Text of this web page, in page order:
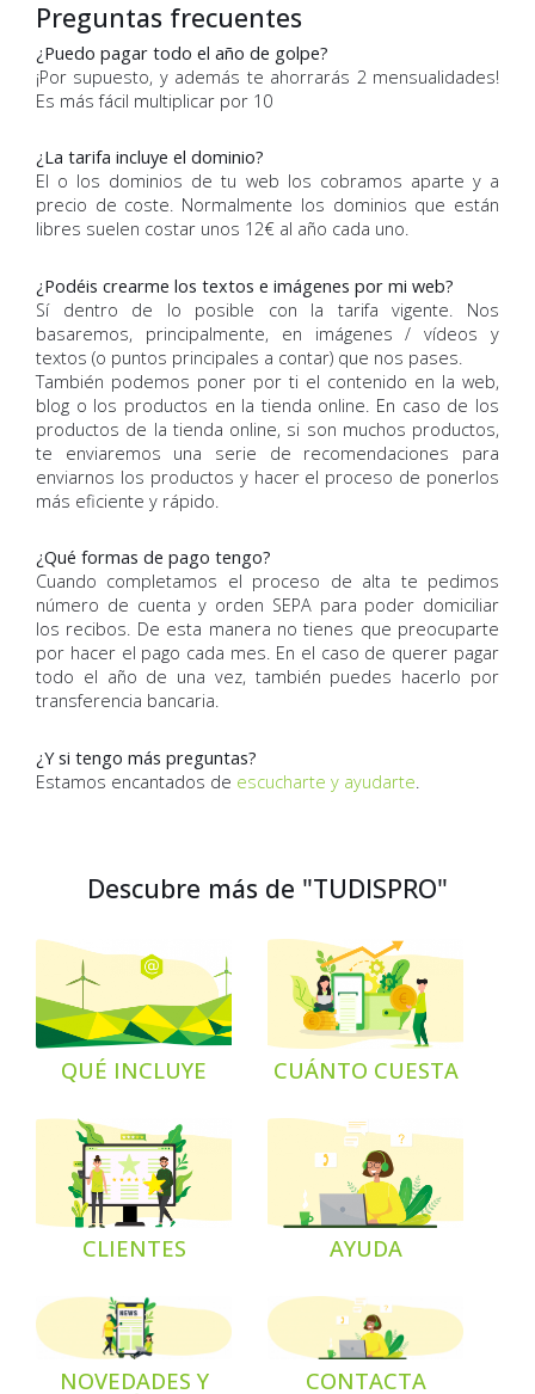
Preguntas frecuentes
¿Puedo pagar todo el año de golpe?
¡Por supuesto, y además te ahorrarás 2 mensualidades!
Es más fácil multiplicar por 10
¿La tarifa incluye el dominio?
El o los dominios de tu web los cobramos aparte y a
precio de coste. Normalmente los dominios que están
libres suelen costar unos 12€ al año cada uno.
¿Podéis crearme los textos e imágenes por mi web?
Sí dentro de lo posible con la tarifa vigente. Nos
basaremos, principalmente, en imágenes / vídeos y
textos (o puntos principales a contar) que nos pases.
También podemos poner por ti el contenido en la web,
blog o los productos en la tienda online. En caso de los
productos de la tienda online, si son muchos productos,
te enviaremos una serie de recomendaciones para
enviarnos los productos y hacer el proceso de ponerlos
más eficiente y rápido.
¿Qué formas de pago tengo?
Cuando completamos el proceso de alta te pedimos
número de cuenta y orden SEPA para poder domiciliar
los recibos. De esta manera no tienes que preocuparte
por hacer el pago cada mes. En el caso de querer pagar
todo el año de una vez, también puedes hacerlo por
transferencia bancaria.
¿Y si tengo más preguntas?
Estamos encantados de escucharte y ayudarte.
Descubre más de "TUDISPRO"
QUÉ INCLUYE CUÁNTO CUESTA
CLIENTES AYUDA
NOVEDADES Y
CONTACTA